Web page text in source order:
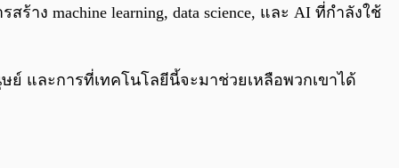
ง machine learning, data science, และ AI ที่กำลังใช้
ย์ และการที่เทคโนโลยีนี้จะมาช่วยเหลือพวกเขาได้